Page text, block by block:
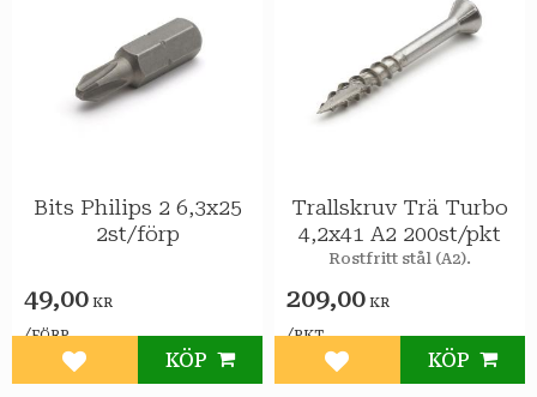
Bits Philips 2 6,3x25
2st/förp
49,00 KR
/FÖRP
Lägg till i favoriter
KÖP
Trallskruv Trä Turbo
4,2x41 A2 200st/pkt
Rostfritt stål (A2).
209,00 KR
/PKT
Lägg till i favoriter
KÖP